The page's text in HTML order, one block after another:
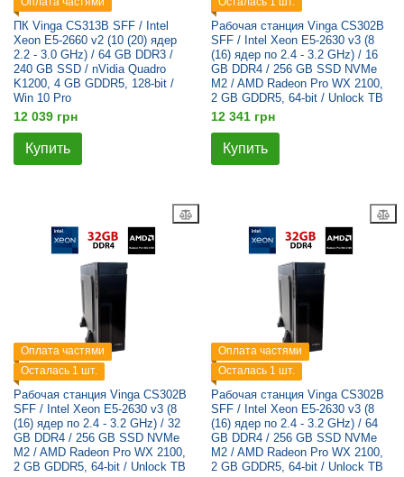
ПК Vinga CS313B SFF / Intel
Xeon E5-2660 v2 (10 (20) ядер
2.2 - 3.0 GHz) / 64 GB DDR3 /
240 GB SSD / nVidia Quadro
K1200, 4 GB GDDR5, 128-bit /
Win 10 Pro
12 039 грн
Купить
Рабочая станция Vinga CS302B
SFF / Intel Xeon E5-2630 v3 (8
(16) ядер по 2.4 - 3.2 GHz) / 16
GB DDR4 / 256 GB SSD NVMe
M2 / AMD Radeon Pro WX 2100,
2 GB GDDR5, 64-bit / Unlock TB
12 341 грн
Купить
Оплата частями
Осталась 1 шт.
Рабочая станция Vinga CS302B
SFF / Intel Xeon E5-2630 v3 (8
(16) ядер по 2.4 - 3.2 GHz) / 32
GB DDR4 / 256 GB SSD NVMe
M2 / AMD Radeon Pro WX 2100,
2 GB GDDR5, 64-bit / Unlock TB
Оплата частями
Осталась 1 шт.
Рабочая станция Vinga CS302B
SFF / Intel Xeon E5-2630 v3 (8
(16) ядер по 2.4 - 3.2 GHz) / 64
GB DDR4 / 256 GB SSD NVMe
M2 / AMD Radeon Pro WX 2100,
2 GB GDDR5, 64-bit / Unlock TB